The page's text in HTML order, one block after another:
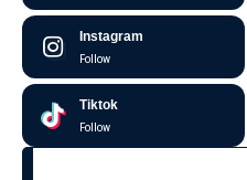
Instagram
Follow
Tiktok
Follow